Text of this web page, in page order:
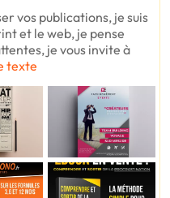
vos publications, je suis
et le web, je pense
je vous invite à
texte